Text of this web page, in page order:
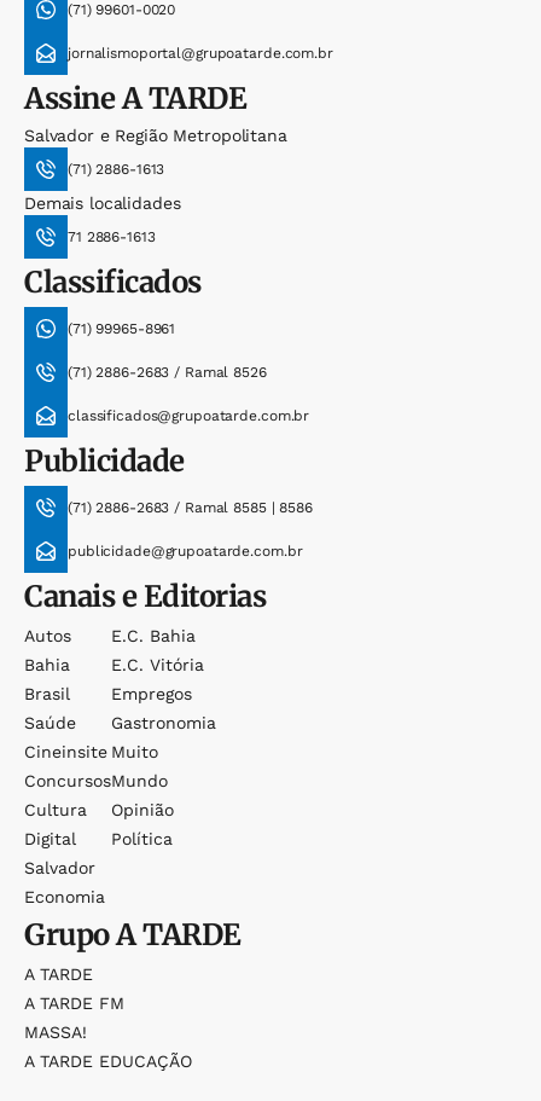
(71) 99601-0020
jornalismoportal@grupoatarde.com.br
AssineA TARDE
Salvador e Região Metropolitana
(71) 2886-1613
Demais localidades
71 2886-1613
Classificados
(71) 99965-8961
(71) 2886-2683 / Ramal 8526
classificados@grupoatarde.com.br
Publicidade
(71) 2886-2683 / Ramal 8585 | 8586
publicidade@grupoatarde.com.br
Canais e Editorias
Autos
Bahia
Brasil
Saúde
Cineinsite
Concursos
Cultura
Digital
Salvador
Economia
E.c. Bahia
E.c. Vitória
Empregos
Gastronomia
Muito
Mundo
Opinião
Política
GrupoA TARDE
A TARDE
A TARDE FM
MASSA!
A TARDE EDUCAÇÃO